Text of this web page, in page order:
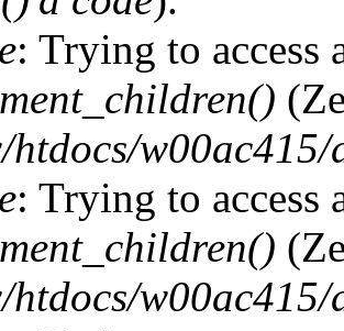
: Trying to access
htdocs/
: Trying to access
htdocs/